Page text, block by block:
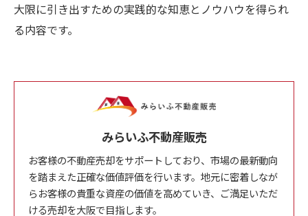
大限に引き出すための実践的な知恵とノウハウを得られ
る内容です。
みらいふ不動産販売
お客様の不動産売却をサポートしており、市場の最新動向
を踏まえた正確な価値評価を行います。地元に密着しなが
らお客様の貴重な資産の価値を高めていき、ご満足いただ
ける売却を大阪で目指します。